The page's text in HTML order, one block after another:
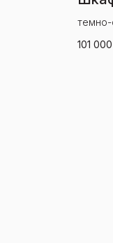
101 000